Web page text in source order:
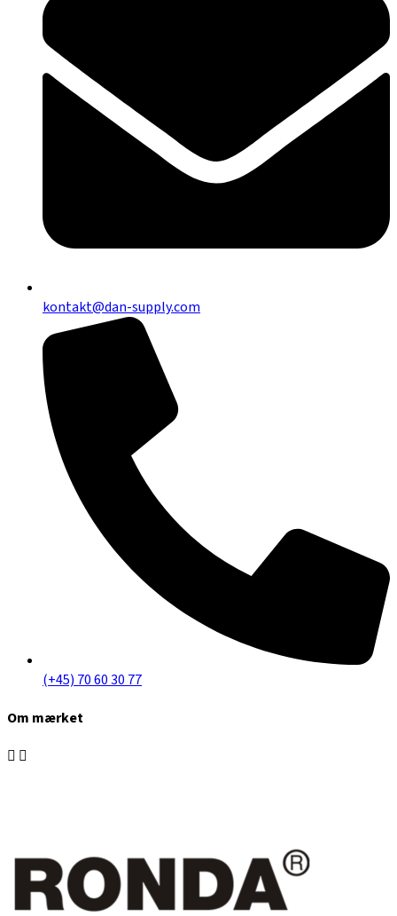
kontakt@dan-supply.com
(+45) 70 60 30 77
Om mærket